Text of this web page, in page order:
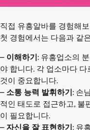
직접 유흥알바를 경험해
첫 경험에서는 다음과 같
– 이해하기: 유흥업소의
야 합니다. 각 업소마다
것이 중요합니다.
– 소통 능력 발휘하기: 손
적인 태도로 접근하고, 불
이 필요합니다.
– 자신을 잘 표현하기: 유